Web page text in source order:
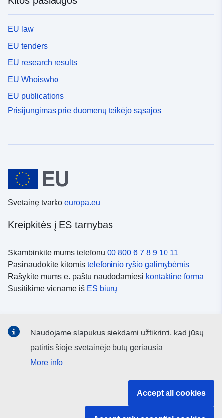
EU law
EU tenders
EU research results
EU Whoiswho
EU publications
Prisijungimas prie duomenų teikėjo sąsajos
Svetainę tvarko europa.eu
Kreipkitės į ES tarnybas
Skambinkite mums telefonu 00 800 6 7 8 9 10 11
Pasinaudokite kitomis telefoninio ryšio galimybėmis
Rašykite mums e. paštu naudodamiesi kontaktine forma
Susitikime viename iš ES biurų
socialinių tinklų kanalai
Naudojame slapukus siekdami užtikrinti, kad jūsų
patirtis šioje svetainėje būtų geriausia
More info
Accept all cookies